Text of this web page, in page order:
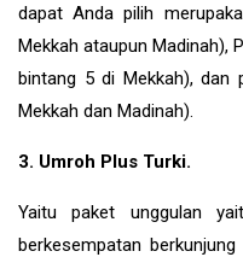
dapat Anda pilih
Mekkah ataupun Madinah),
bintang 5 di Mekkah),
Mekkah dan Madinah).
3. Umroh Plus Turki.
Yaitu paket unggulan
berkesempatan